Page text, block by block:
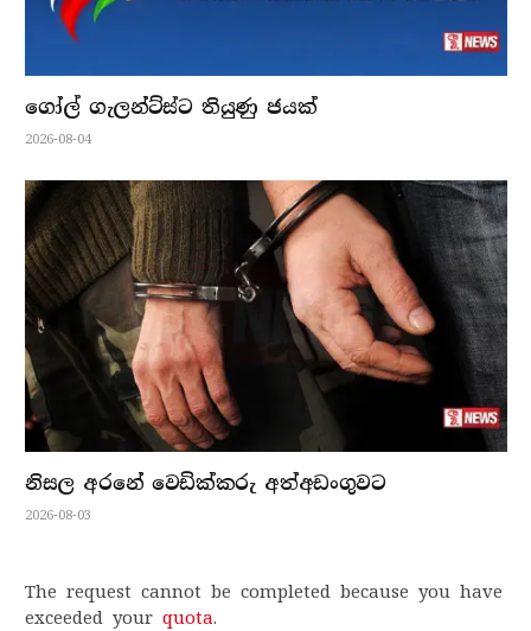
ගෝල් ගැලන්ට්ස්ට තියුණු ජයක්
2026-08-04
නිසල අරනේ වෙඩික්කරු අත්අඩංගුවට
2026-08-03
The request cannot be completed because you have
exceeded your quota.